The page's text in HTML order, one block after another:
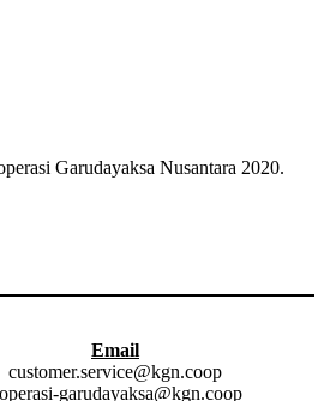
Garudayaksa Nusantara 2020.
Email
customer.service@kgn.coop
garudayaksa@kgn.coop